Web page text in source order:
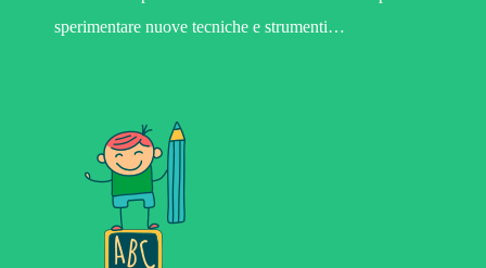
sperimentare nuove tecniche e strumenti…